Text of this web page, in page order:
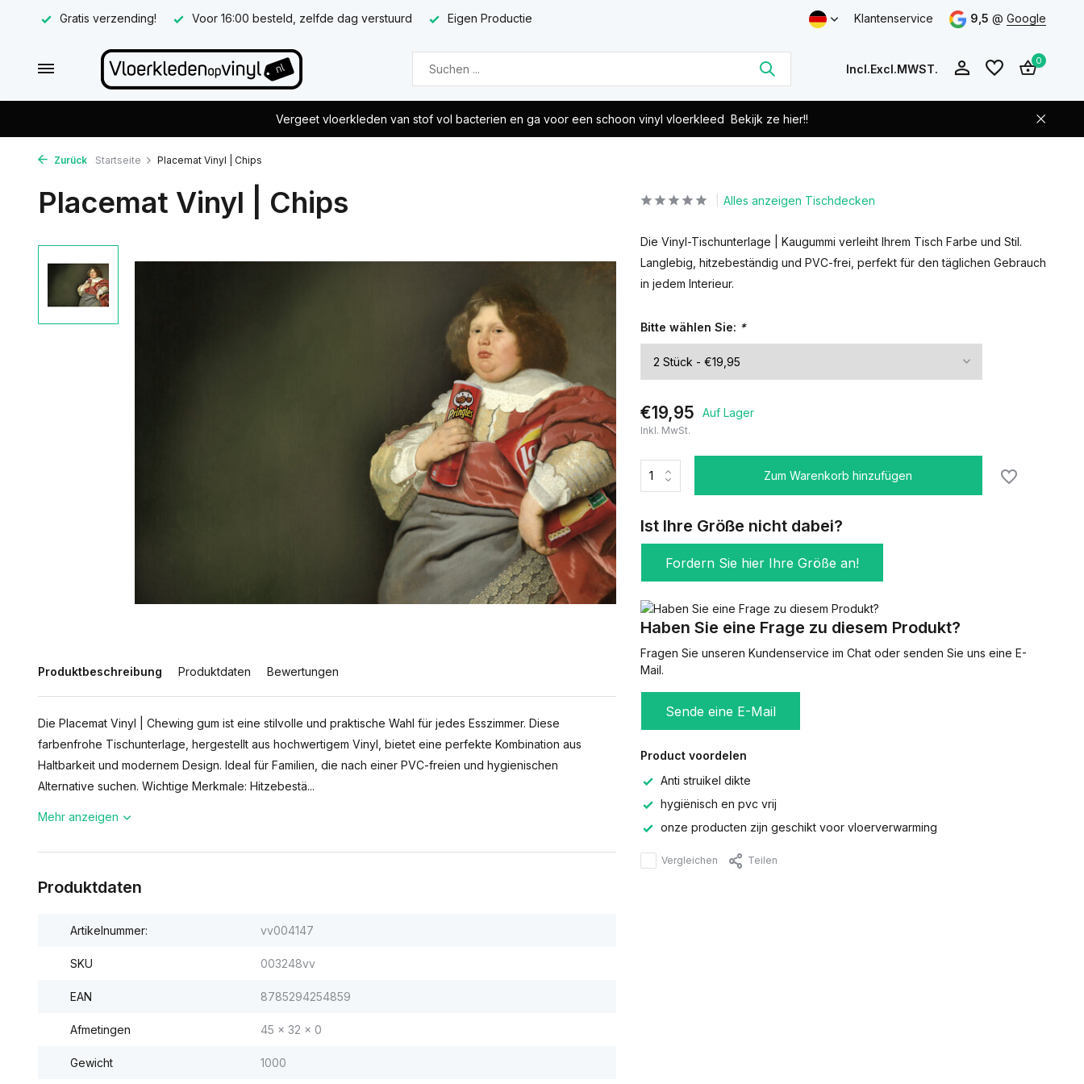
Gratis verzending! Voor 16:00 besteld, zelfde dag verstuurd Eigen Productie Klantenservice 9,5 @ Google
Incl.Excl.MWST.
anlegen
0
Vergeet vloerkleden van stof vol bacterien en ga voor een schoon vinyl vloerkleed Bekijk ze hier!!
Zurück Startseite Placemat Vinyl | Chips
Placemat Vinyl | Chips
Produktbeschreibung Produktdaten Bewertungen
Die Placemat Vinyl | Chewing gum ist eine stilvolle und praktische Wahl für jedes Esszimmer. Diese
farbenfrohe Tischunterlage, hergestellt aus hochwertigem Vinyl, bietet eine perfekte Kombination aus
Haltbarkeit und modernem Design. Ideal für Familien, die nach einer PVC-freien und hygienischen
Alternative suchen. Wichtige Merkmale: Hitzebestä...
Mehr anzeigen
Produktdaten
Artikelnummer: vv004147
SKU 003248vv
EAN 8785294254859
Afmetingen 45 x 32 x 0
Gewicht 1000
Alles anzeigen Tischdecken
Die Vinyl-Tischunterlage | Kaugummi verleiht Ihrem Tisch Farbe und Stil.
Langlebig, hitzebeständig und PVC-frei, perfekt für den täglichen Gebrauch
in jedem Interieur.
Bitte wählen Sie: *
€19,95 Auf Lager
Inkl. MwSt.
Zum Warenkorb hinzufügen
Ist Ihre Größe nicht dabei?
Fordern Sie hier Ihre Größe an!
Haben Sie eine Frage zu diesem Produkt?
Fragen Sie unseren Kundenservice im Chat oder senden Sie uns eine E-
Mail.
Sende eine E-Mail
Product voordelen
Anti struikel dikte
hygiënisch en pvc vrij
onze producten zijn geschikt voor vloerverwarming
Vergleichen Teilen